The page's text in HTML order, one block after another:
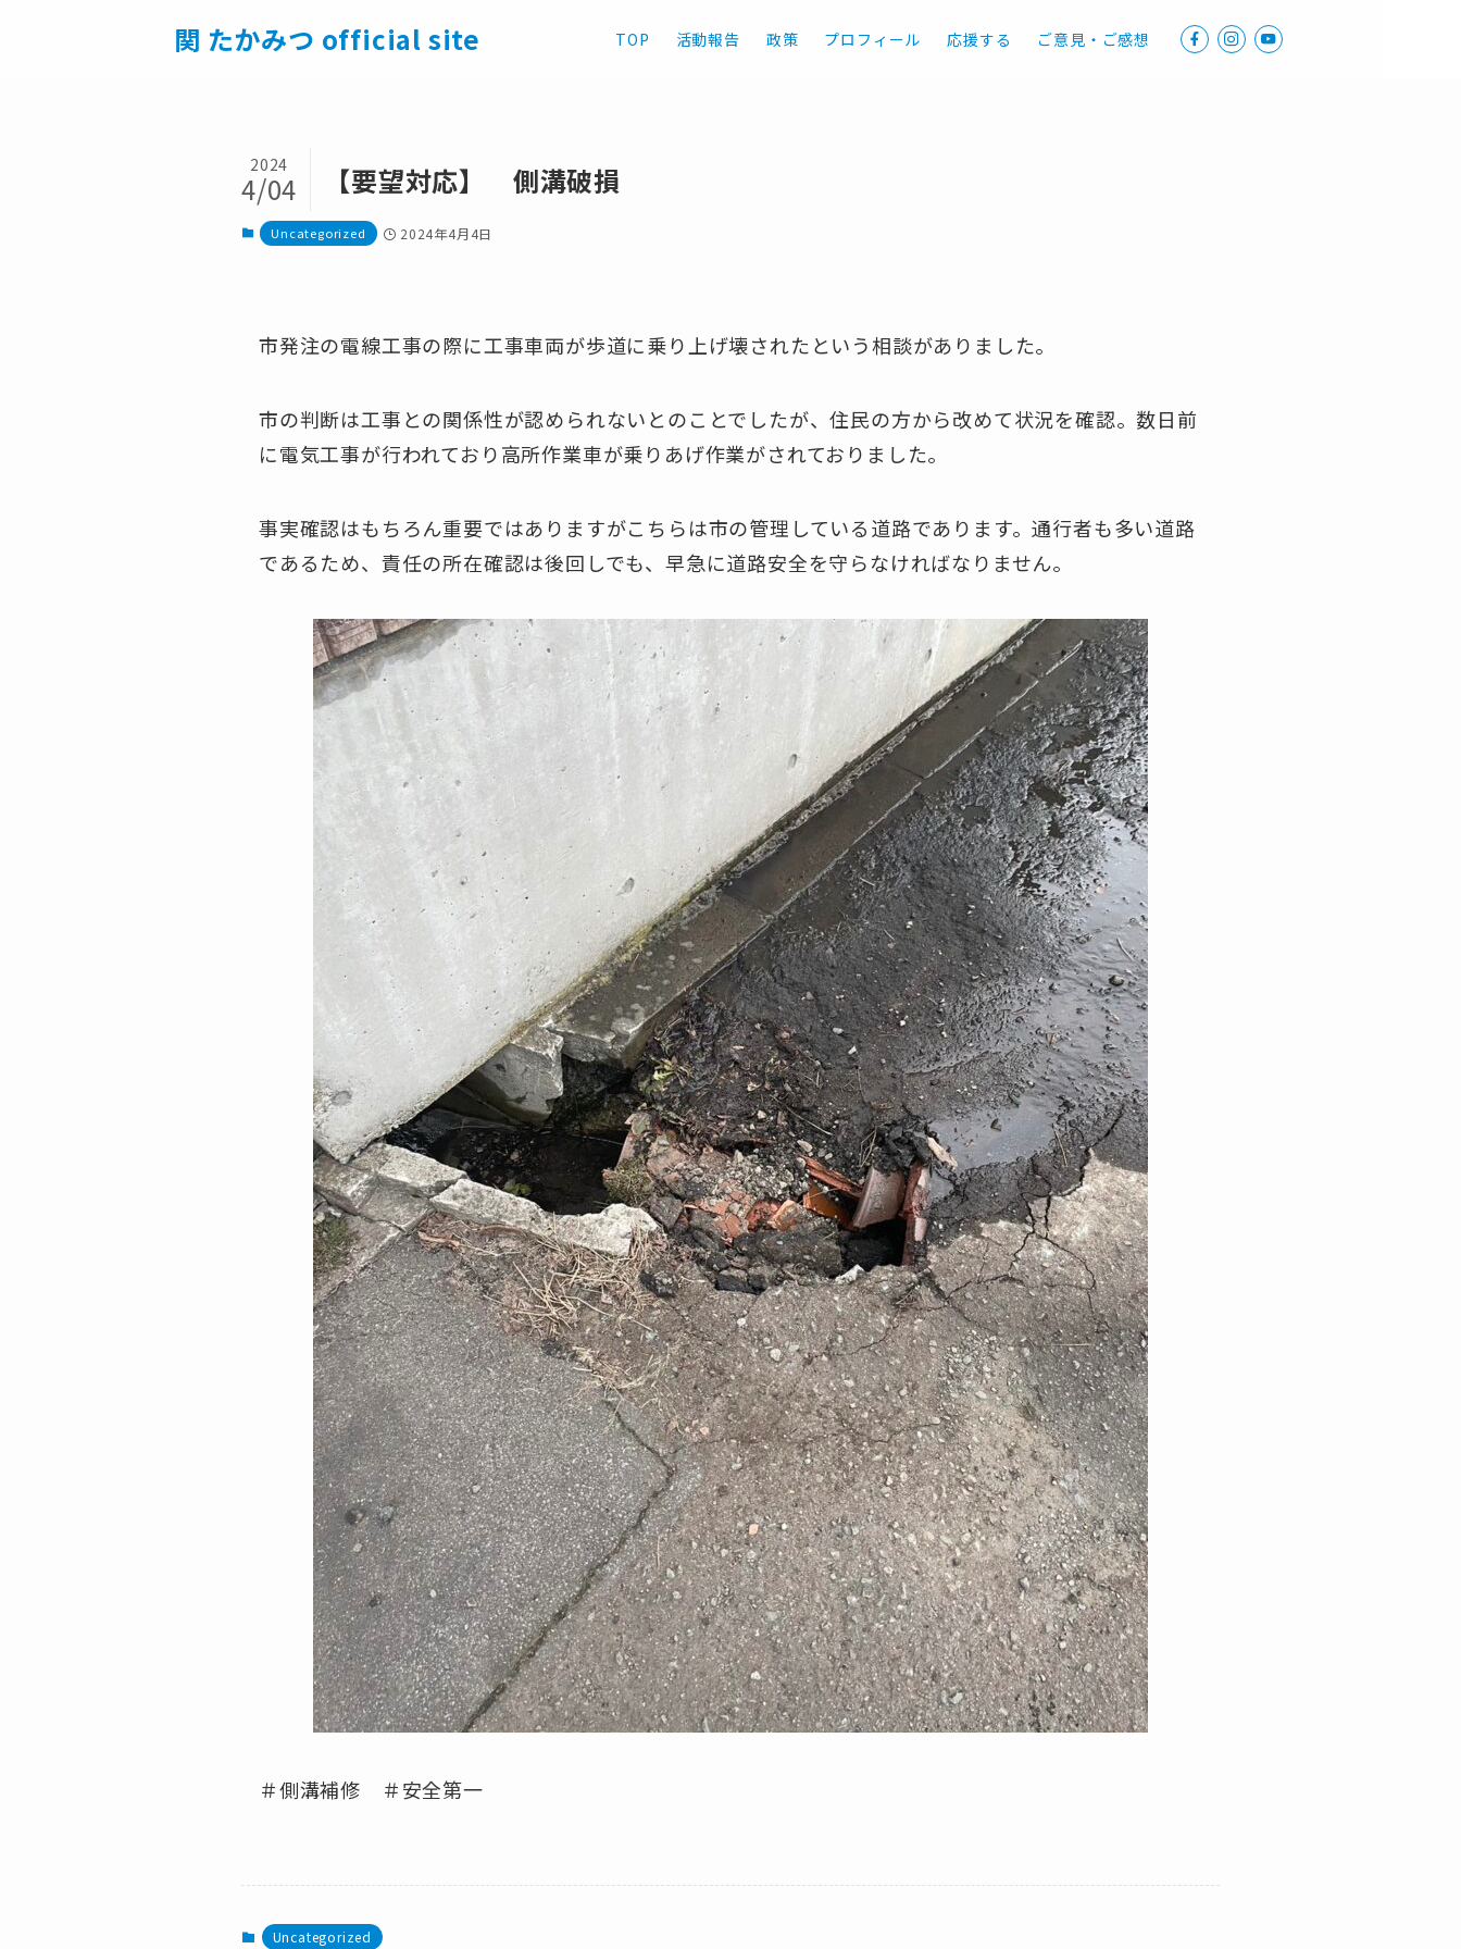
関 たかみつ official site TOP 活動報告 政策 プロフィール 応援する ご意見・ご感想
【要望対応】 側溝破損
2024
4/04
Uncategorized 2024年4月4日
市発注の電線工事の際に工事車両が歩道に乗り上げ壊されたという相談がありました。
市の判断は工事との関係性が認められないとのことでしたが、住民の方から改めて状況を確認。数日前
に電気工事が行われており高所作業車が乗りあげ作業がされておりました。
事実確認はもちろん重要ではありますがこちらは市の管理している道路であります。通行者も多い道路
であるため、責任の所在確認は後回しでも、早急に道路安全を守らなければなりません。
＃側溝補修 ＃安全第一
Uncategorized